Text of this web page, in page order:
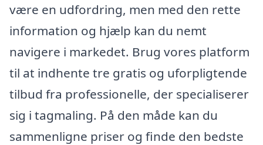
være en udfordring, men med den rette
information og hjælp kan du nemt
navigere i markedet. Brug vores platform
til at indhente tre gratis og uforpligtende
tilbud fra professionelle, der specialiserer
sig i tagmaling. På den måde kan du
sammenligne priser og finde den bedste